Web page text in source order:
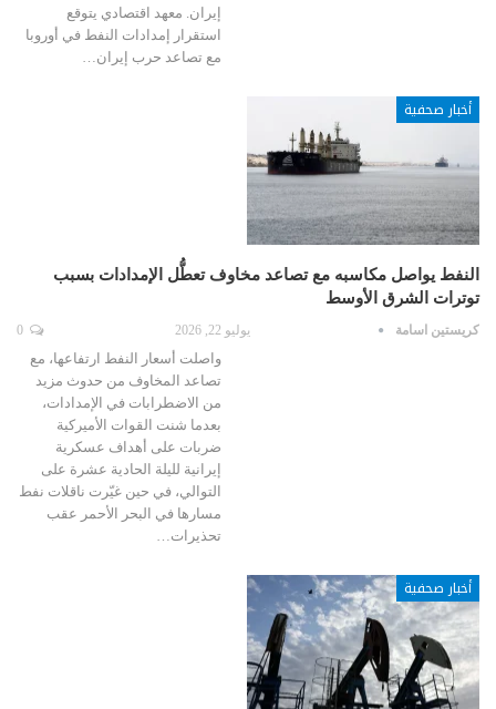
إيران. معهد اقتصادي يتوقع
استقرار إمدادات النفط في أوروبا
مع تصاعد حرب إيران…
أخبار صحفية
النفط يواصل مكاسبه مع تصاعد مخاوف تعطُّل الإمدادات بسبب
توترات الشرق الأوسط
كريستين اسامة يوليو 22, 2026
واصلت أسعار النفط ارتفاعها، مع
تصاعد المخاوف من حدوث مزيد
من الاضطرابات في الإمدادات،
بعدما شنت القوات الأميركية
ضربات على أهداف عسكرية
إيرانية لليلة الحادية عشرة على
التوالي، في حين غيّرت ناقلات نفط
مسارها في البحر الأحمر عقب
تحذيرات…
أخبار صحفية